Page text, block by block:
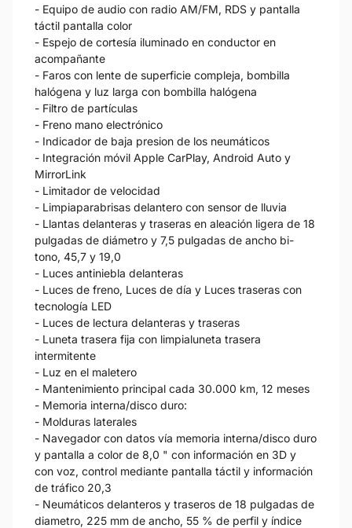
- Equipo de audio con radio AM/FM, RDS y pantalla
táctil pantalla color
- Espejo de cortesía iluminado en conductor en
acompañante
- Faros con lente de superficie compleja, bombilla
halógena y luz larga con bombilla halógena
- Filtro de partículas
- Freno mano electrónico
- Indicador de baja presion de los neumáticos
- Integración móvil Apple CarPlay, Android Auto y
MirrorLink
- Limitador de velocidad
- Limpiaparabrisas delantero con sensor de lluvia
- Llantas delanteras y traseras en aleación ligera de 18
pulgadas de diámetro y 7,5 pulgadas de ancho bi-
tono, 45,7 y 19,0
- Luces antiniebla delanteras
- Luces de freno, Luces de día y Luces traseras con
tecnología LED
- Luces de lectura delanteras y traseras
- Luneta trasera fija con limpialuneta trasera
intermitente
- Luz en el maletero
- Mantenimiento principal cada 30.000 km, 12 meses
- Memoria interna/disco duro:
- Molduras laterales
- Navegador con datos vía memoria interna/disco duro
y pantalla a color de 8,0 " con información en 3D y
con voz, control mediante pantalla táctil y información
de tráfico 20,3
- Neumáticos delanteros y traseros de 18 pulgadas de
diametro, 225 mm de ancho, 55 % de perfil y índice